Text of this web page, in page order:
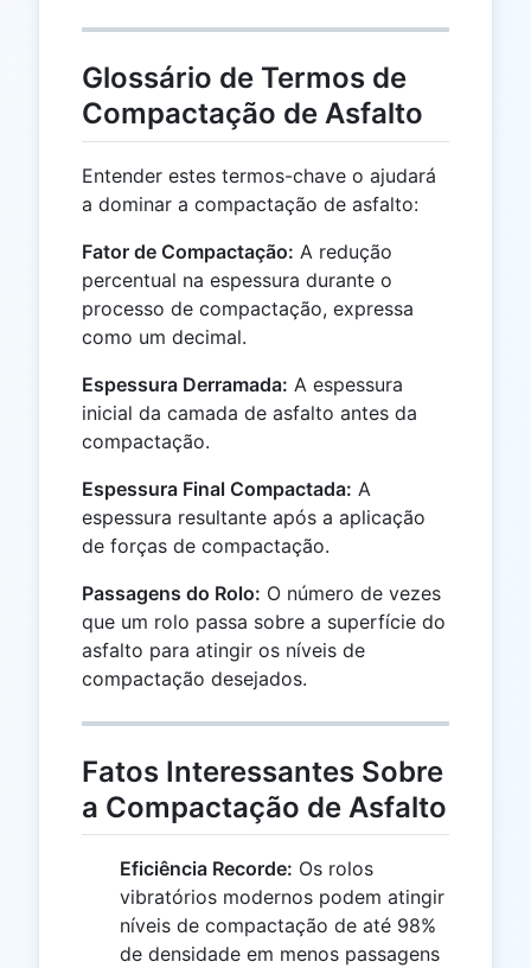
Glossário de Termos de
Compactação de Asfalto
Entender estes termos-chave o ajudará
a dominar a compactação de asfalto:
Fator de Compactação: A redução
percentual na espessura durante o
processo de compactação, expressa
como um decimal.
Espessura Derramada: A espessura
inicial da camada de asfalto antes da
compactação.
Espessura Final Compactada: A
espessura resultante após a aplicação
de forças de compactação.
Passagens do Rolo: O número de vezes
que um rolo passa sobre a superfície do
asfalto para atingir os níveis de
compactação desejados.
Fatos Interessantes Sobre
a Compactação de Asfalto
Eficiência Recorde: Os rolos
vibratórios modernos podem atingir
níveis de compactação de até 98%
de densidade em menos passagens